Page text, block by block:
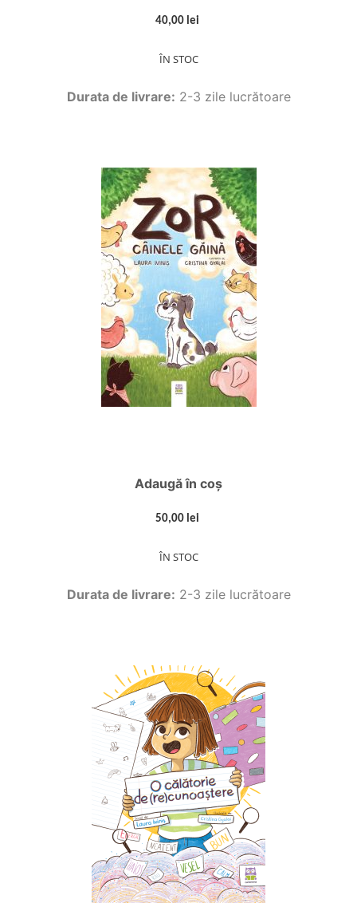
40,00 lei
ÎN STOC
Durata de livrare: 2-3 zile lucrătoare
Adaugă în coș
50,00 lei
ÎN STOC
Durata de livrare: 2-3 zile lucrătoare